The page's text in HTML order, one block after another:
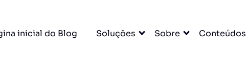
inicial do Blog Soluções Sobre Conteúdos